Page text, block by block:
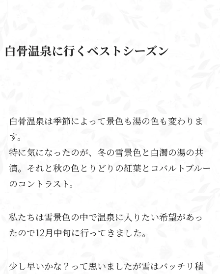
白骨温泉に行くベストシーズン
白骨温泉は季節によって景色も湯の色も変わりま
す。
特に気になったのが、冬の雪景色と白濁の湯の共
演。それと秋の色とりどりの紅葉とコバルトブルー
のコントラスト。
私たちは雪景色の中で温泉に入りたい希望があっ
たので12月中旬に行ってきました。
少し早いかな？って思いましたが雪はバッチリ積